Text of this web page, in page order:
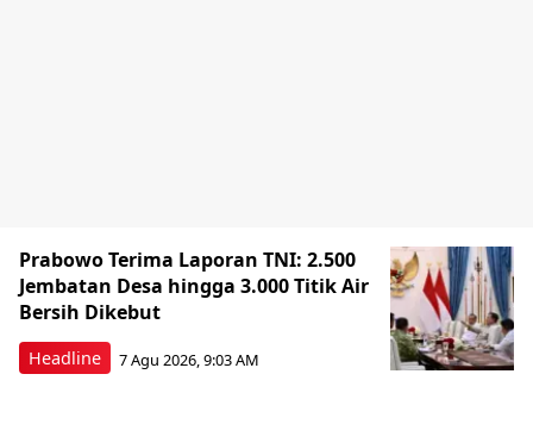
Headline
Prabowo Terima Laporan TNI: 2.500
Jembatan Desa hingga 3.000 Titik Air
Bersih Dikebut
7 Agu 2026, 9:03 AM